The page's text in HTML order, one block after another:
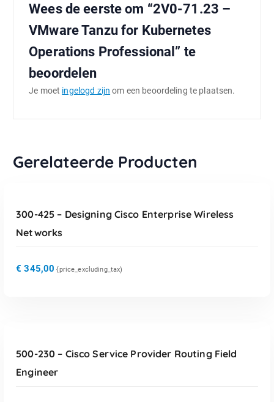
Wees de eerste om “2V0-71.23 –
VMware Tanzu for Kubernetes
Operations Professional” te
beoordelen
Je moet ingelogd zijn om een beoordeling te plaatsen.
Gerelateerde Producten
300-425 – Designing Cisco Enterprise Wireless
Networks
€ 345,00 {price_excluding_tax)
500-230 – Cisco Service Provider Routing Field
Engineer